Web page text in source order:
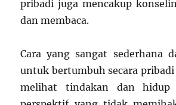
pribadi juga mencakup
dan membaca.
Cara yang sangat sederhana
untuk bertumbuh secara pribadi
melihat tindakan dan hidup